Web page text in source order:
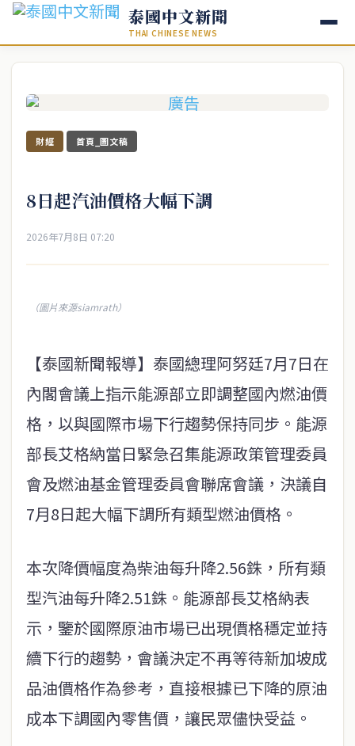
泰國中文新聞
THAI CHINESE NEWS
財經 首頁_圖文稿
8日起汽油價格大幅下調
2026年7月8日 07:20
（圖片來源siamrath）
【泰國新聞報導】泰國總理阿努廷7月7日在
內閣會議上指示能源部立即調整國內燃油價
格，以與國際市場下行趨勢保持同步。能源
部長艾格納當日緊急召集能源政策管理委員
會及燃油基金管理委員會聯席會議，決議自
7月8日起大幅下調所有類型燃油價格。
本次降價幅度為柴油每升降2.56銖，所有類
型汽油每升降2.51銖。能源部長艾格納表
示，鑒於國際原油市場已出現價格穩定並持
續下行的趨勢，會議決定不再等待新加坡成
品油價格作為參考，直接根據已下降的原油
成本下調國內零售價，讓民眾儘快受益。